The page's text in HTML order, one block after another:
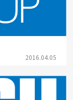
2016.04.05